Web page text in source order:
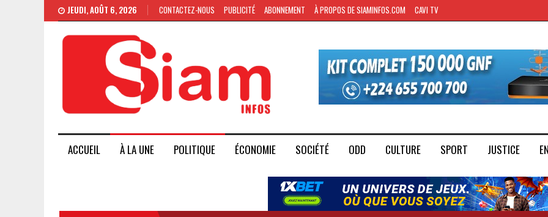
JEUDI, AOÛT 6, 2026 CONTACTEZ-NOUS PUBLICITÉ ABONNEMENT À PROPOS DE SIAMINFOS.COM CAVI TV
ACCUEIL À LA UNE POLITIQUE ÉCONOMIE SOCIÉTÉ ODD CULTURE SPORT JUSTICE